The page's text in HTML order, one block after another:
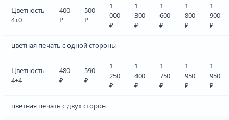
Цветность
4+0
400
₽
500
₽
1
000
₽
1
300
₽
1
600
₽
1
800
₽
1
900
₽
цветная печать с одной стороны
Цветность
4+4
480
₽
590
₽
1
250
₽
1
400
₽
1
750
₽
1
950
₽
1
950
₽
цветная печать с двух сторон